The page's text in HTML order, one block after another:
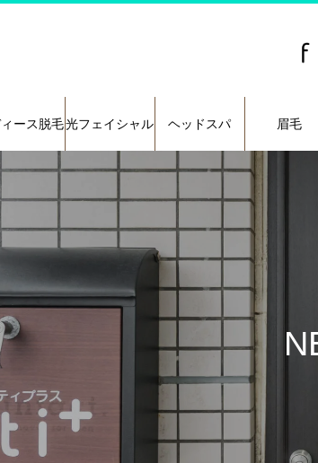
ース脱毛光フェイシャル ヘッドスパ 眉毛